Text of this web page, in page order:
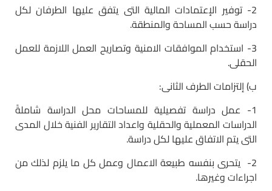
2- توفير الإعتمادات المالية التى يتفق عليها الطرفان لكل
دراسة حسب المساحة والمنطقة.
3- استخدام الموافقات الامنية وتصاريح العمل اللازمة للعمل
الحقلى.
ب) إلتزامات الطرف الثانى:
1- عمل دراسة تفصيلية للمساحات محل الدراسة شاملةً
الدراسات المعملية والحقلية واعداد التقارير الفنية خلال المدى
التى يتم الاتفاق عليها لكل دراسة.
2- يتحرى بنفسه طبيعة الاعمال وعمل كل ما يلزم لذلك من
اجراءات وغيرها.